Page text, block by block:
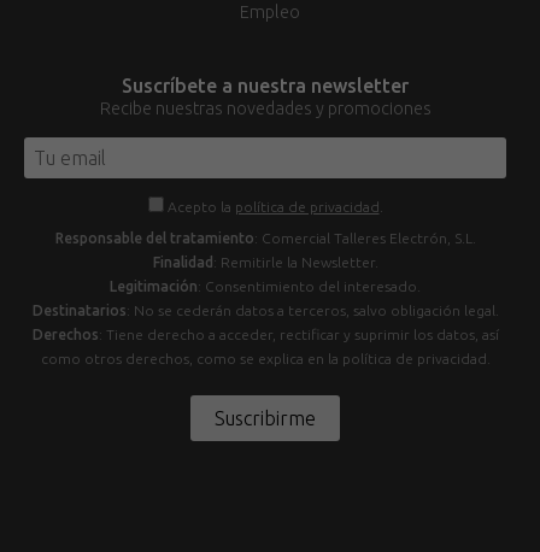
Empleo
Suscríbete a nuestra newsletter
Recibe nuestras novedades y promociones
Acepto la política de privacidad
Responsable del tratamiento: Comercial Talleres Electrón, S.L.
Finalidad : Remitirle la Newsletter.
Legitimación: Consentimiento del interesado.
Destinatarios: No se cederán datos a terceros, salvo obligación legal.
Derechos: Tiene derecho a acceder, rectificar y suprimir los datos, así
como otros derechos, como se explica en la política de privacidad.
Suscribirme